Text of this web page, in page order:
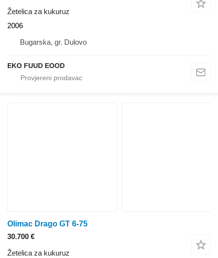
Žetelica za kukuruz
2006
Bugarska, gr. Dulovo
EKO FUUD EOOD
Olimac Drago GT 6-75
30.700 €
Žetelica za kukuruz